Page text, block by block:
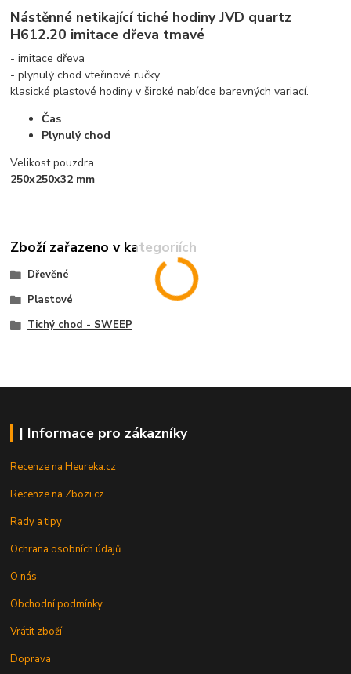
Nástěnné netikající tiché hodiny JVD quartz
H612.20 imitace dřeva tmavé
- imitace dřeva
- plynulý chod vteřinové ručky
klasické plastové hodiny v široké nabídce barevných variací.
Čas
Plynulý chod
Velikost pouzdra
250x250x32 mm
Zboží zařazeno v kategoriích
Dřevěné
Plastové
Tichý chod - SWEEP
| Informace pro zákazníky
Recenze na Heureka.cz
Recenze na Zbozi.cz
Rady a tipy
Ochrana osobních údajů
O nás
Obchodní podmínky
Vrátit zboží
Doprava